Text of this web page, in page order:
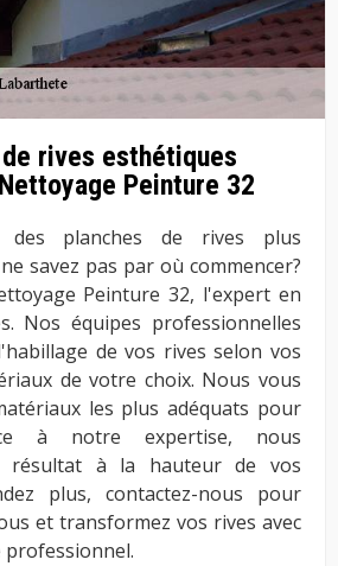
rives esthétiques
Peinture 32
des planches de rives plus
savez pas par où commencer?
Peinture 32, l'expert en
Nos équipes professionnelles
de vos rives selon vos
de votre choix. Nous vous
les plus adéquats pour
à notre expertise, nous
résultat à la hauteur de vos
plus, contactez-nous pour
et transformez vos rives avec